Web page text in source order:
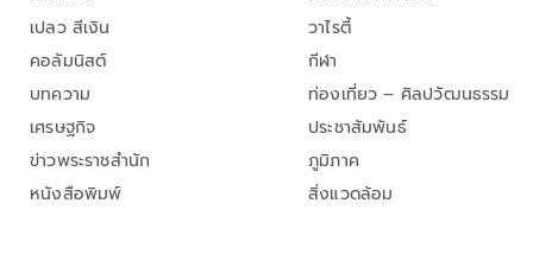
เปลว สีเงิน
คอลัมนิสต์
บทความ
เศรษฐกิจ
ข่าวพระราชสำนัก
หนังสือพิมพ์
วาไรตี้
กีฬา
ท่องเที่ยว – ศิลปวัฒนธรรม
ประชาสัมพันธ์
ภูมิภาค
สิ่งแวดล้อม